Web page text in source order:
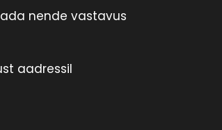
nende vastavus
aadressil